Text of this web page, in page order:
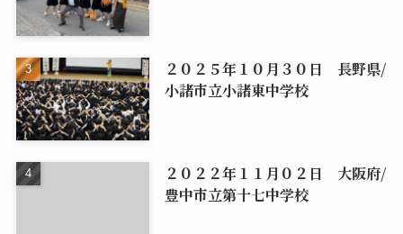
２０２５年１０月３０日 長野県/
小諸市立小諸東中学校
２０２２年１１月０２日 大阪府/
豊中市立第十七中学校